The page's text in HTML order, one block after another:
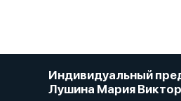
Индивидуальный
Лушина Мария